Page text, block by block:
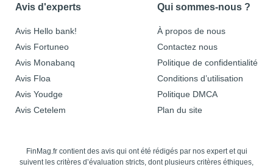
Avis d'experts
Avis Hello bank!
Avis Fortuneo
Avis Monabanq
Avis Floa
Avis Youdge
Avis Cetelem
Qui sommes-nous ?
À propos de nous
Contactez nous
Politique de confidentialité
Conditions d’utilisation
Politique DMCA
Plan du site
FinMag.fr contient des avis qui ont été rédigés par nos expert et qui
suivent les critères d’évaluation stricts, dont plusieurs critères éthiques,